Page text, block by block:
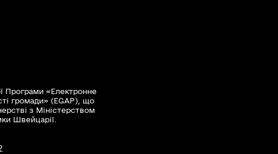
Програми «Електронне
громади» (EGAP), що
з Міністерством
Швейцарії.